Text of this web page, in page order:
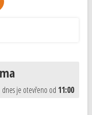
dnes je otevřeno od 11:00